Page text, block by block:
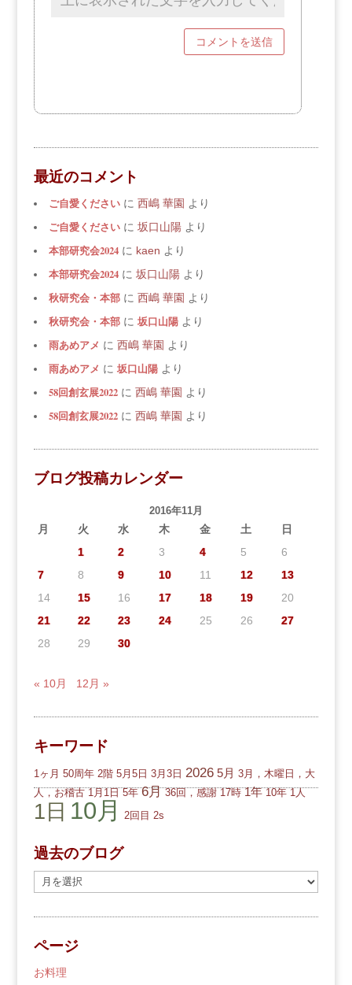
最近のコメント
ご自愛くださいに 西嶋 華園 より
ご自愛くださいに 坂口山陽より
本部研究会2024に kaen より
本部研究会2024に 坂口山陽より
秋研究会・本部に 西嶋 華園 より
秋研究会・本部に 坂口山陽より
雨あめアメ に 西嶋 華園 より
雨あめアメ に 坂口山陽より
58回創玄展2022に 西嶋 華園 より
58回創玄展2022に 西嶋 華園 より
ブログ投稿カレンダー
2016年11月
月 火 水 木 金 土
日
1
2 3 4 5
6
7
8 9 10 11 12
13
14
15 16 17 18 19
20
21
22 23 24 25 26
27
28
29 30
« 10月 12月 »
キーワード
1ヶ月 50周年 2階 5月5日 3月3日 2026 5月 3月，木曜日，大
人，お稽古 1月1日 5年 6月 36回，感謝 17時 1年 10年 1人
1日 10月 2回目 2s
過去のブログ
去
の
ロ
グ
ページ
お料理